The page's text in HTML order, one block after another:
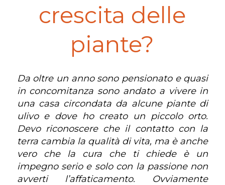
crescita delle
piante?
Da oltre un anno sono pensionato e quasi
in concomitanza sono andato a vivere in
una casa circondata da alcune piante di
ulivo e dove ho creato un piccolo orto.
Devo riconoscere che il contatto con la
terra cambia la qualità di vita, ma è anche
vero che la cura che ti chiede è un
impegno serio e solo con la passione non
avverti l’affaticamento. Ovviamente